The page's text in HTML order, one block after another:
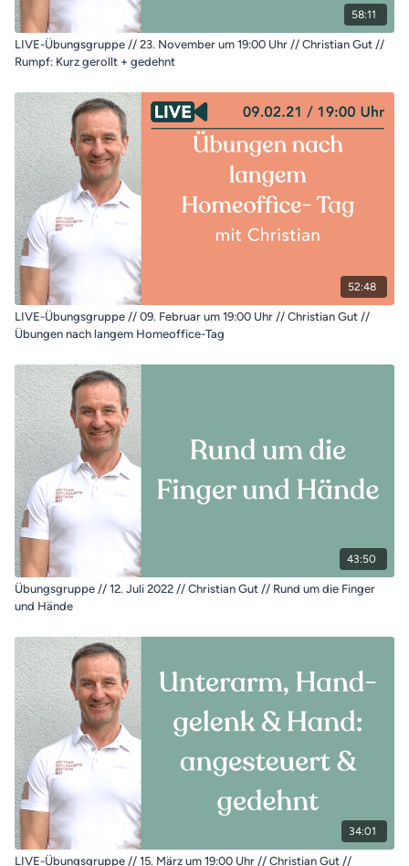
58:11
LIVE-Übungsgruppe // 23. November um 19:00 Uhr // Christian Gut //
Rumpf: Kurz gerollt + gedehnt
52:48
LIVE-Übungsgruppe // 09. Februar um 19:00 Uhr // Christian Gut //
Übungen nach langem Homeoffice-Tag
43:50
Übungsgruppe // 12. Juli 2022 // Christian Gut // Rund um die Finger
und Hände
34:01
LIVE-Übungsgruppe // 15. März um 19:00 Uhr // Christian Gut //